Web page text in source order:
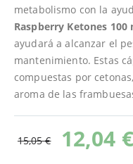
metabolismo con la
Raspberry Ketones 100
ayudará a alcanzar el
mantenimiento. Estas
compuestas por
aroma de las
15,05 € 12,04 €